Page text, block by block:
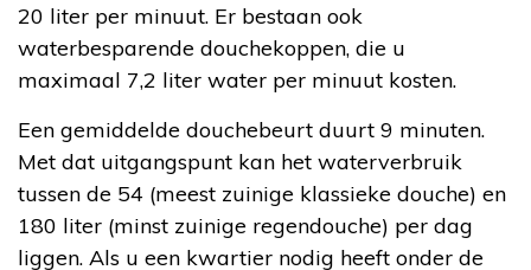
20 liter per minuut. Er bestaan ook
waterbesparende douchekoppen, die u
maximaal 7,2 liter water per minuut kosten.
Een gemiddelde douchebeurt duurt 9 minuten.
Met dat uitgangspunt kan het waterverbruik
tussen de 54 (meest zuinige klassieke douche) en
180 liter (minst zuinige regendouche) per dag
liggen. Als u een kwartier nodig heeft onder de